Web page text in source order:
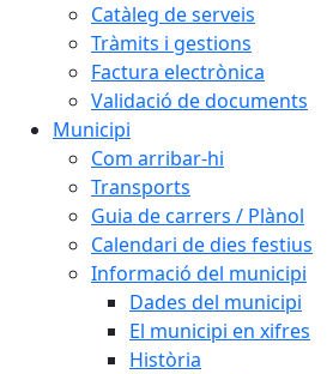
Catàleg de serveis
Tràmits i gestions
Factura electrònica
Validació de documents
Municipi
Com arribar-hi
Transports
Guia de carrers / Plànol
Calendari de dies festius
Informació del municipi
Dades del municipi
El municipi en xifres
Història